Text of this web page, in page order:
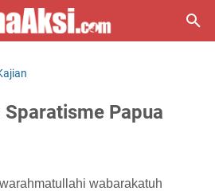
Sparatisme Papua
wabarakatuh